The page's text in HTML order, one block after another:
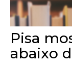
Pisa
abaixo